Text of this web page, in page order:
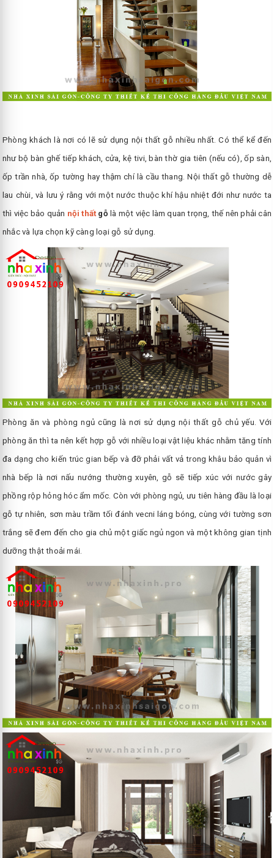
Phòng khách là nơi có lẽ sử dụng nội thất gỗ nhiều nhất. Có thể kể đến
như bộ bàn ghế tiếp khách, cửa, kệ tivi, bàn thờ gia tiên (nếu có), ốp sàn,
ốp trần nhà, ốp tường hay thậm chí là cầu thang. Nội thất gỗ thường dễ
lau chùi, và lưu ý rằng với một nước thuộc khí hậu nhiệt đới như nước ta
thì việc bảo quản nội thấtgỗ là một việc làm quan trọng, thế nên phải cân
nhắc và lựa chọn kỹ càng loại gỗ sử dụng.
Phòng ăn và phòng ngủ cũng là nơi sử dụng nội thất gỗ chủ yếu. Với
phòng ăn thì ta nên kết hợp gỗ với nhiều loại vật liệu khác nhằm tăng tính
đa dạng cho kiến trúc gian bếp và đỡ phải vất vả trong khâu bảo quản vì
nhà bếp là nơi nấu nướng thường xuyên, gỗ sẽ tiếp xúc với nước gây
phồng rộp hỏng hóc ẩm mốc. Còn với phòng ngủ, ưu tiên hàng đầu là loại
gỗ tự nhiên, sơn màu trầm tối đánh vecni láng bóng, cùng với tường sơn
trắng sẽ đem đến cho gia chủ một giấc ngủ ngon và một không gian tịnh
dưỡng thật thoải mái.